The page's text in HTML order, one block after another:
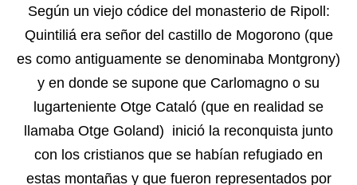
Según un viejo códice del monasterio de Ripoll:
Quintiliá era señor del castillo de Mogorono (que
es como antiguamente se denominaba Montgrony)
y en donde se supone que Carlomagno o su
lugarteniente Otge Cataló (que en realidad se
llamaba Otge Goland) inició la reconquista junto
con los cristianos que se habían refugiado en
estas montañas y que fueron representados por